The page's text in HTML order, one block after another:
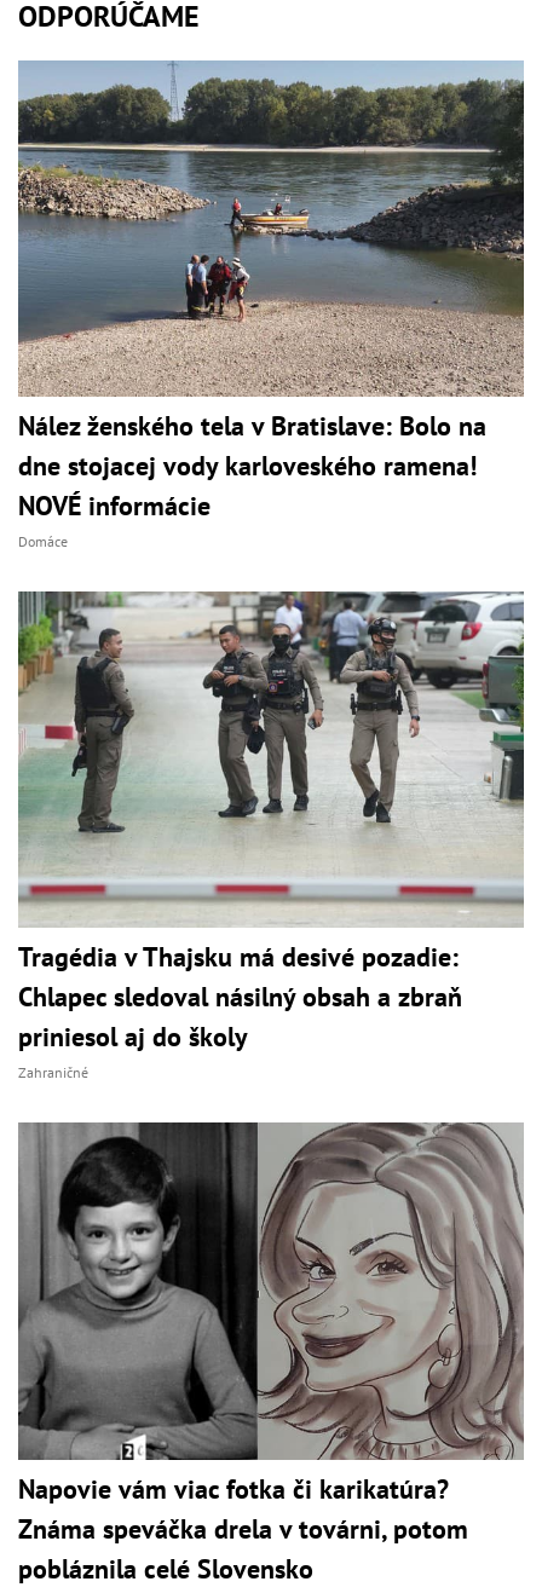
ODPORÚČAME
Nález ženského tela v Bratislave: Bolo na
dne stojacej vody karloveského ramena!
NOVÉ informácie
Domáce
Tragédia v Thajsku má desivé pozadie:
Chlapec sledoval násilný obsah a zbraň
priniesol aj do školy
Zahraničné
Napovie vám viac fotka či karikatúra?
Známa speváčka drela v továrni, potom
pobláznila celé Slovensko